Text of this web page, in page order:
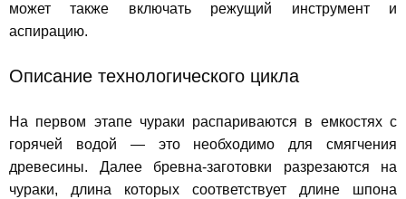
может также включать режущий инструмент и
аспирацию.
Описание технологического цикла
На первом этапе чураки распариваются в емкостях с
горячей водой — это необходимо для смягчения
древесины. Далее бревна-заготовки разрезаются на
чураки, длина которых соответствует длине шпона